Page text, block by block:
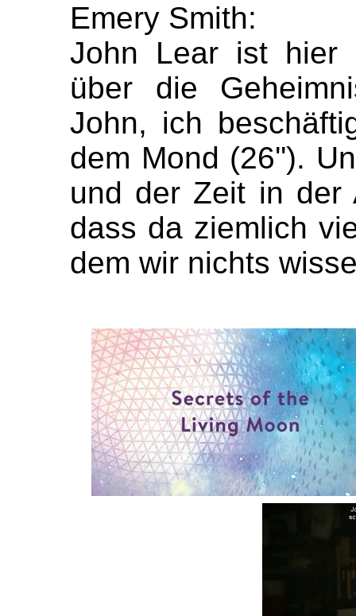
Emery Smith:
John Lear ist hier
über die
John, ich
dem Mond (26'').
und der Zeit in der
dass da ziemlich
dem wir nichts